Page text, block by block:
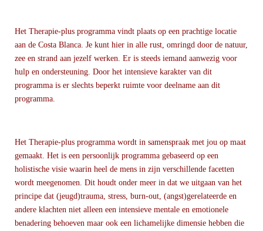
Het Therapie-plus programma vindt plaats op een prachtige locatie
aan de Costa Blanca. Je kunt hier in alle rust, omringd door de natuur,
zee en strand aan jezelf werken. Er is steeds iemand aanwezig voor
hulp en ondersteuning. Door het intensieve karakter van dit
programma is er slechts beperkt ruimte voor deelname aan dit
programma.
Het Therapie-plus programma wordt in samenspraak met jou op maat
gemaakt. Het is een persoonlijk programma gebaseerd op een
holistische visie waarin heel de mens in zijn verschillende facetten
wordt meegenomen. Dit houdt onder meer in dat we uitgaan van het
principe dat (jeugd)trauma, stress, burn-out, (angst)gerelateerde en
andere klachten niet alleen een intensieve mentale en emotionele
benadering behoeven maar ook een lichamelijke dimensie hebben die